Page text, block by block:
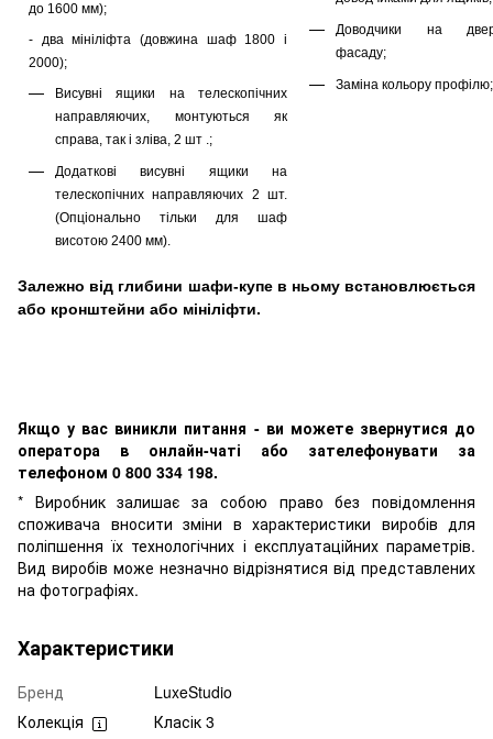
до 1600 мм);
- два мініліфта (довжина шаф 1800 і
2000);
Висувні ящики на телескопічних
направляючих, монтуються як
справа, так і зліва, 2 шт .;
Додаткові висувні ящики на
телескопічних направляючих 2 шт.
(Опціонально тільки для шаф
висотою 2400 мм).
Доводчики на
фасаду;
Заміна кольору профілю;
Залежно від глибини шафи-купе в ньому встановлюється
або кронштейни або мініліфти.
Якщо у вас виникли питання - ви можете звернутися до
оператора в онлайн-чаті або зателефонувати за
телефоном 0 800 334 198.
* Виробник залишає за собою право без повідомлення
споживача вносити зміни в характеристики виробів для
поліпшення їх технологічних і експлуатаційних параметрів.
Вид виробів може незначно відрізнятися від представлених
на фотографіях.
Характеристики
Бренд
LuxeStudio
Колекція
Класік 3